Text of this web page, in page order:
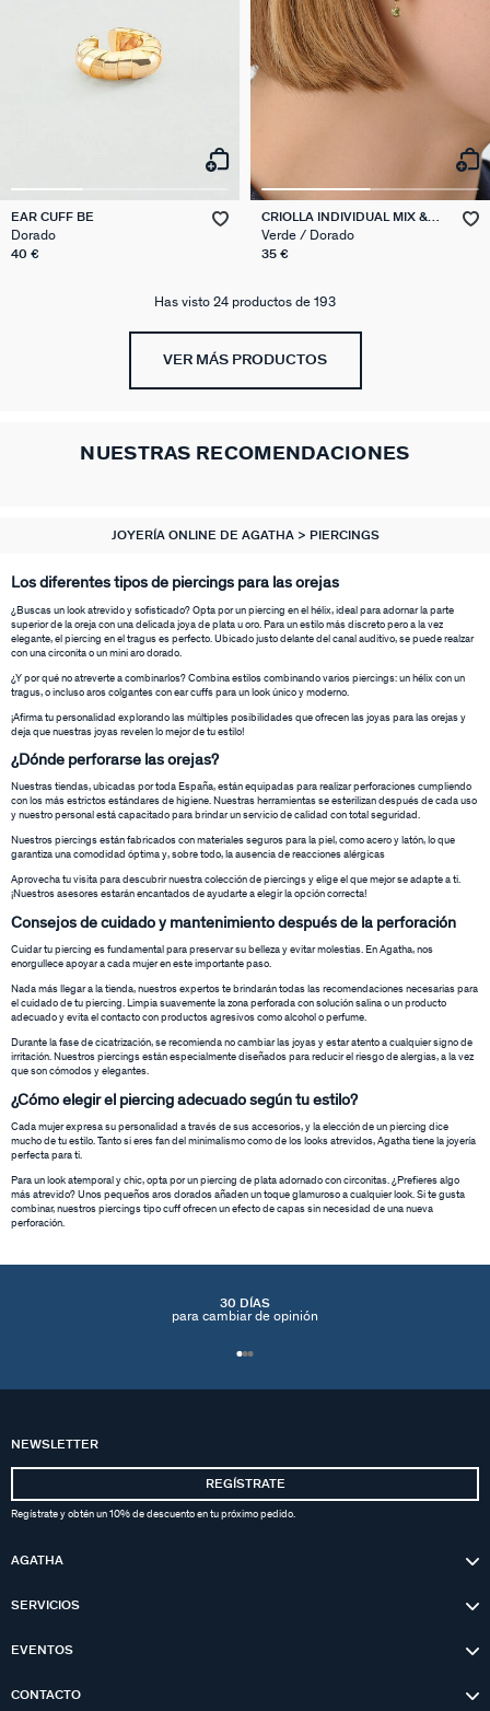
EAR CUFF BE
Dorado
40 €
CRIOLLA INDIVIDUAL MIX &
MATCH
Verde / Dorado
35 €
Has visto 24 productos de 193
VER MÁS PRODUCTOS
NUESTRAS RECOMENDACIONES
JOYERÍA ONLINE DE AGATHA PIERCINGS
Los diferentes tipos de piercings para las orejas
¿Buscas un look atrevido y sofisticado? Opta por un piercing en el hélix, ideal para adornar la parte
superior de la oreja con una delicada joya de plata u oro. Para un estilo más discreto pero a la vez
elegante, el piercing en el tragus es perfecto. Ubicado justo delante del canal auditivo, se puede realzar
con una circonita o un mini aro dorado.
¿Y por qué no atreverte a combinarlos? Combina estilos combinando varios piercings: un hélix con un
tragus, o incluso aros colgantes con ear cuffs para un look único y moderno.
¡Afirma tu personalidad explorando las múltiples posibilidades que ofrecen las joyas para las orejas y
deja que nuestras joyas revelen lo mejor de tu estilo!
¿Dónde perforarse las orejas?
Nuestras tiendas, ubicadas por toda España, están equipadas para realizar perforaciones cumpliendo
con los más estrictos estándares de higiene. Nuestras herramientas se esterilizan después de cada uso
y nuestro personal está capacitado para brindar un servicio de calidad con total seguridad.
Nuestros piercings están fabricados con materiales seguros para la piel, como acero y latón, lo que
garantiza una comodidad óptima y, sobre todo, la ausencia de reacciones alérgicas
Aprovecha tu visita para descubrir nuestra colección de piercings y elige el que mejor se adapte a ti.
¡Nuestros asesores estarán encantados de ayudarte a elegir la opción correcta!
Consejos de cuidado y mantenimiento después de la perforación
Cuidar tu piercing es fundamental para preservar su belleza y evitar molestias. En Agatha, nos
enorgullece apoyar a cada mujer en este importante paso.
Nada más llegar a la tienda, nuestros expertos te brindarán todas las recomendaciones necesarias para
el cuidado de tu piercing. Limpia suavemente la zona perforada con solución salina o un producto
adecuado y evita el contacto con productos agresivos como alcohol o perfume.
Durante la fase de cicatrización, se recomienda no cambiar las joyas y estar atento a cualquier signo de
irritación. Nuestros piercings están especialmente diseñados para reducir el riesgo de alergias, a la vez
que son cómodos y elegantes.
¿Cómo elegir el piercing adecuado según tu estilo?
Cada mujer expresa su personalidad a través de sus accesorios, y la elección de un piercing dice
mucho de tu estilo. Tanto si eres fan del minimalismo como de los looks atrevidos, Agatha tiene la joyería
perfecta para ti.
Para un look atemporal y chic, opta por un piercing de plata adornado con circonitas. ¿Prefieres algo
más atrevido? Unos pequeños aros dorados añaden un toque glamuroso a cualquier look. Si te gusta
combinar, nuestros piercings tipo cuff ofrecen un efecto de capas sin necesidad de una nueva
perforación.
30 DÍAS
para cambiar de opinión
NEWSLETTER
REGÍSTRATE
Regístrate y obtén un 10% de descuento en tu próximo pedido.
AGATHA
SERVICIOS
EVENTOS
CONTACTO